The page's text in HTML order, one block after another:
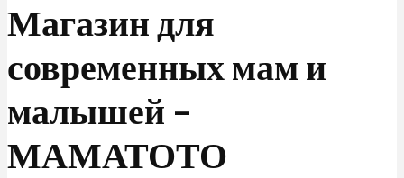
Магазин для
современных мам и
малышей –
МАМАТОТО